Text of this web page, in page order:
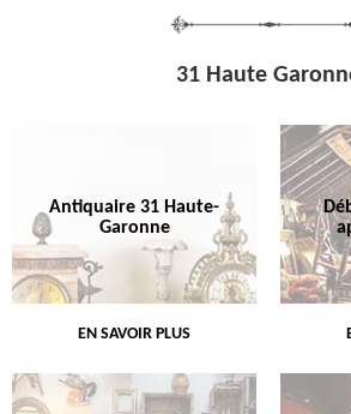
31 Haute
Antiquaire 31 Haute-
Garonne
EN SAVOIR PLUS